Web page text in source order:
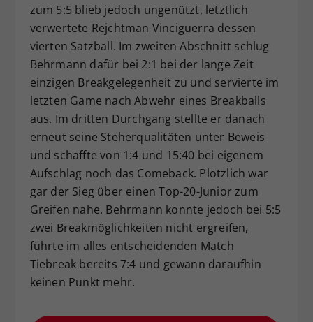
zum 5:5 blieb jedoch ungenützt, letztlich
verwertete Rejchtman Vinciguerra dessen
vierten Satzball. Im zweiten Abschnitt schlug
Behrmann dafür bei 2:1 bei der lange Zeit
einzigen Breakgelegenheit zu und servierte im
letzten Game nach Abwehr eines Breakballs
aus. Im dritten Durchgang stellte er danach
erneut seine Steherqualitäten unter Beweis
und schaffte von 1:4 und 15:40 bei eigenem
Aufschlag noch das Comeback. Plötzlich war
gar der Sieg über einen Top-20-Junior zum
Greifen nahe. Behrmann konnte jedoch bei 5:5
zwei Breakmöglichkeiten nicht ergreifen,
führte im alles entscheidenden Match
Tiebreak bereits 7:4 und gewann daraufhin
keinen Punkt mehr.